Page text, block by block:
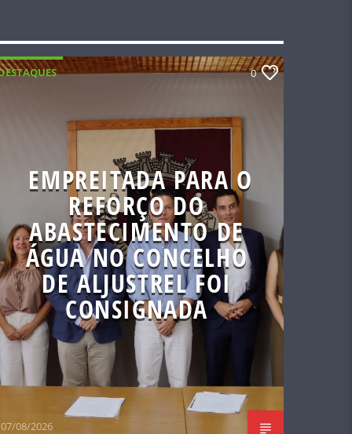
0
EMPREITADA PARA O
REFORÇO DO
ABASTECIMENTO DE
ÁGUA NO CONCELHO
DE ALJUSTREL FOI
CONSIGNADA
07/08/2026